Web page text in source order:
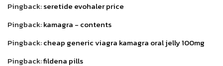
Pingback:seretide evohaler price
Pingback:kamagra - contents
Pingback:cheap generic viagra kamagra oral jelly 100mg
Pingback:fildena pills